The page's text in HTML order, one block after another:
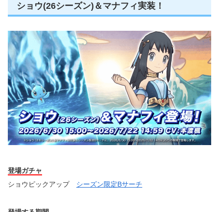
ショウ(26シーズン)＆マナフィ実装！
登場ガチャ
ショウピックアップ シーズン限定Bサーチ